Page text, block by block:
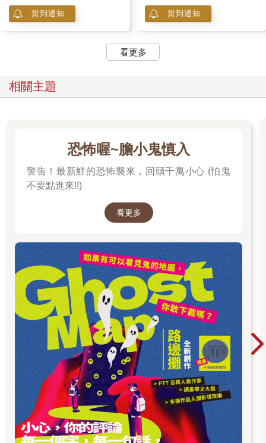
貨到通知 貨到通知
看更多
相關主題
恐怖喔~膽小鬼慎入
警告！最新鮮的恐怖襲來，回頭千萬小心 (怕鬼
不要點進來!!)
看更多